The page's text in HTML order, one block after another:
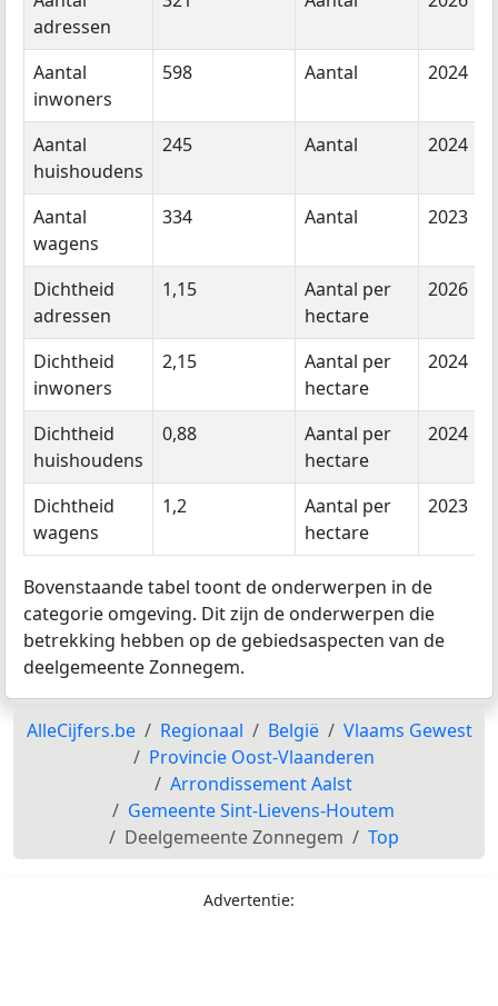
adressen
Aantal
inwoners
598 Aantal 2024
Aantal
huishoudens
245 Aantal 2024
Aantal
wagens
334 Aantal 2023
Dichtheid
adressen
1,15
Aantal per
hectare
2026
Dichtheid
inwoners
2,15
Aantal per
hectare
2024
Dichtheid
huishoudens
0,88
Aantal per
hectare
2024
Dichtheid
wagens
1,2
Aantal per
hectare
2023
Bovenstaande tabel toont de onderwerpen in de
categorie omgeving. Dit zijn de onderwerpen die
betrekking hebben op de gebiedsaspecten van de
deelgemeente Zonnegem.
AlleCijfers.be Regionaal België
Vlaams Gewest
Provincie Oost-Vlaanderen
Arrondissement Aalst
Gemeente Sint-Lievens-Houtem
Deelgemeente Zonnegem
Top
Advertentie: